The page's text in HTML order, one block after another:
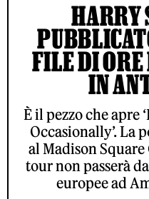
HARRY
FILE DI
IN
È il pezzo che apre
Occasionally’. La
al Madison
tour non passerà
europee ad